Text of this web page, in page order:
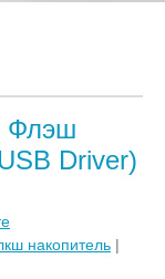
Флэш
Driver)
накопитель |